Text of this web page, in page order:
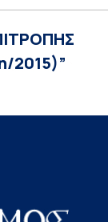
2015)”